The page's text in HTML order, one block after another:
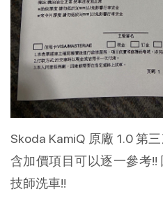
Skoda KamiQ 原廠 1.0 第
含加價項目可以逐一參考
技師洗車!!